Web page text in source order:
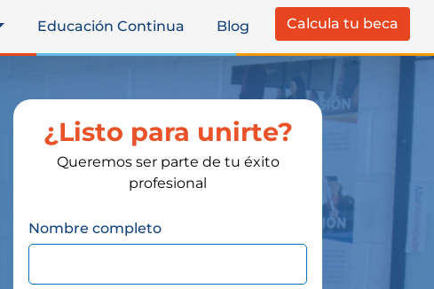
Educación Continua Blog Calcula tu beca
¿Listo para unirte?
Queremos ser parte de tu éxito
profesional
Nombre completo